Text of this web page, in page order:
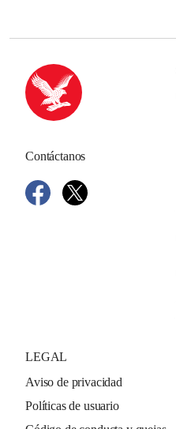
Contáctanos
LEGAL
Aviso de privacidad
Políticas de usuario